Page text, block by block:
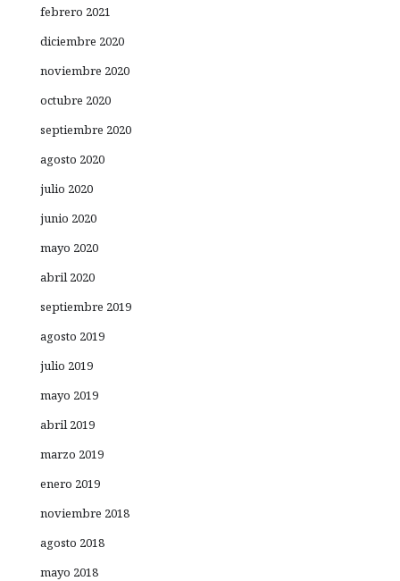
febrero 2021
diciembre 2020
noviembre 2020
octubre 2020
septiembre 2020
agosto 2020
julio 2020
junio 2020
mayo 2020
abril 2020
septiembre 2019
agosto 2019
julio 2019
mayo 2019
abril 2019
marzo 2019
enero 2019
noviembre 2018
agosto 2018
mayo 2018